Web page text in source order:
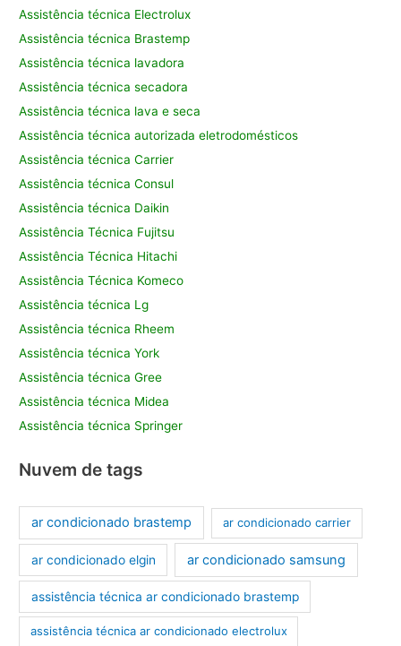
Assistência técnica Electrolux
Assistência técnica Brastemp
Assistência técnica lavadora
Assistência técnica secadora
Assistência técnica lava e seca
Assistência técnica autorizada eletrodomésticos
Assistência técnica Carrier
Assistência técnica Consul
Assistência técnica Daikin
Assistência Técnica Fujitsu
Assistência Técnica Hitachi
Assistência Técnica Komeco
Assistência técnica Lg
Assistência técnica Rheem
Assistência técnica York
Assistência técnica Gree
Assistência técnica Midea
Assistência técnica Springer
Nuvem de tags
ar condicionado brastemp ar condicionado carrier
ar condicionado elgin ar condicionado samsung
assistência técnica ar condicionado brastemp
assistência técnica ar condicionado electrolux